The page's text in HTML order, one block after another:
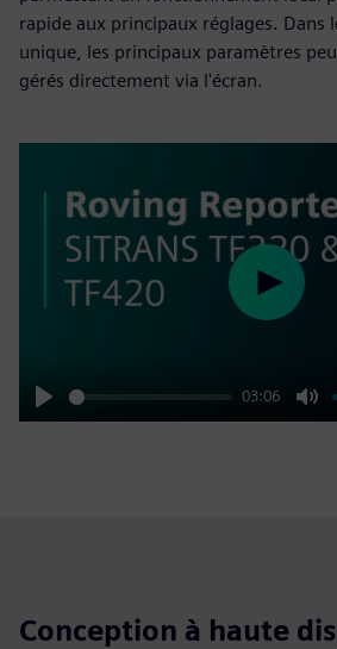
rapide aux principaux réglages. Dans
unique, les principaux paramètres
gérés directement via l'écran.
Play
03:06
Play
Conception à haute